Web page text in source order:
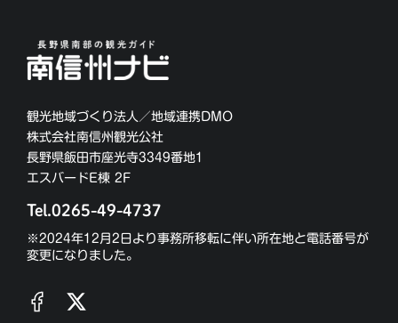
観光地域づくり法人／地域連携DMO
株式会社南信州観光公社
長野県飯田市座光寺3349番地1
エスバードE棟 2F
Tel.0265-49-4737
※2024年12月2日より事務所移転に伴い所在地と電話番号が
変更になりました。